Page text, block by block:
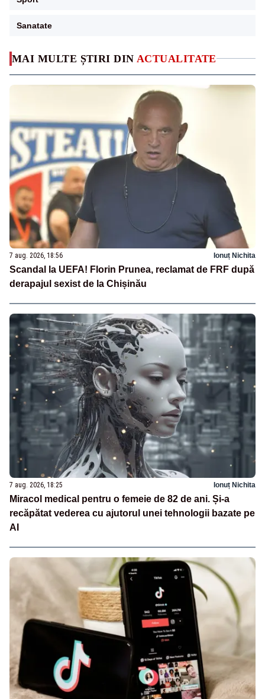
MAI MULTE ȘTIRI DIN ACTUALITATE
7 aug. 2026, 18:56 Ionuț Nichita
Scandal la UEFA! Florin Prunea, reclamat de FRF după
derapajul sexist de la Chișinău
7 aug. 2026, 18:25 Ionuț Nichita
Miracol medical pentru o femeie de 82 de ani. Și-a
recăpătat vederea cu ajutorul unei tehnologii bazate pe
AI
Sanatate